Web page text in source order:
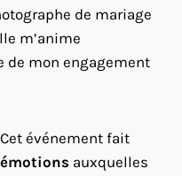
de mariage
m’anime
de mon engagement
événement fait
auxquelles